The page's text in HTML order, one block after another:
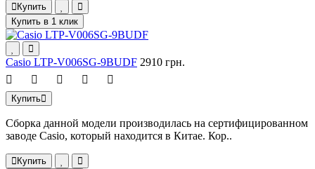
Купить
Купить в 1 клик
Casio LTP-V006SG-9BUDF 2910 грн.
Купить
Сборка данной модели производилась на сертифицированном
заводе Casio, который находится в Китае. Кор..
Купить